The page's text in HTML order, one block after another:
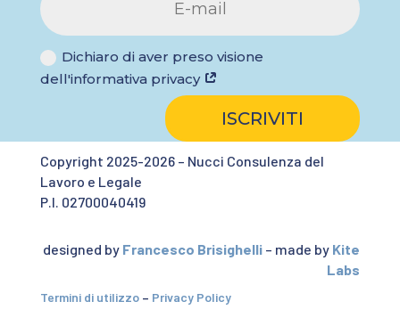
Dichiaro di aver preso visione
dell'informativa privacy
ISCRIVITI
Copyright 2025-2026 – Nucci Consulenza del
Lavoro e Legale
P.I. 02700040419
designed by Francesco Brisighelli – made by Kite
Labs
Termini di utilizzo– Privacy Policy